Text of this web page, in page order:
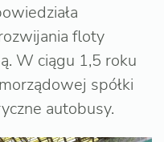
floty
W ciągu 1,5 roku
spółki
autobusy.